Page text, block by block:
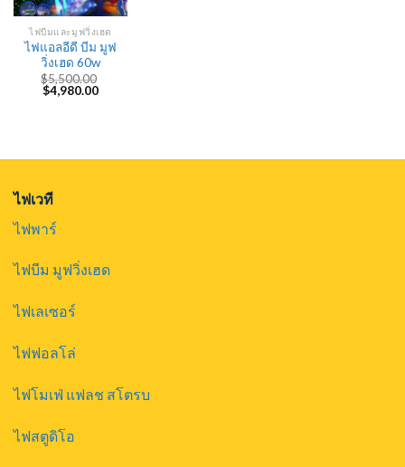
ไฟบีมและมูฟวิ่งเฮด
ไฟแอลอีดี บีม มูฟ
วิ่งเฮด 60w
$5,500.00
Original
price
$4,980.00Current
ไฟเวที
ไฟพาร์
ไฟบีม มูฟวิ่งเฮด
ไฟเลเซอร์
ไฟฟอลโล่
ไฟโมเฟ่ แฟลช สโตรบ
ไฟสตูดิโอ